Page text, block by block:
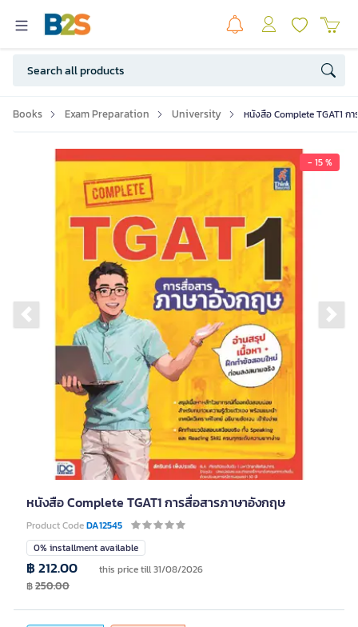
Books Exam Preparation University หนังสือ Complete TGAT1 ก
- 15 %
Previous slide
หนังสือ Complete TGAT1 การสื่อสารภาษาอังกฤษ
Product CodeDA12545
0% installment available
฿ 212.00 this price till 31/08/2026
฿250.00